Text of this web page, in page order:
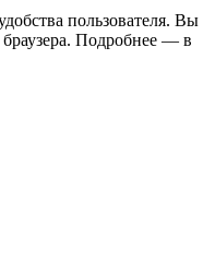
пользователя. Вы
Подробнее — в